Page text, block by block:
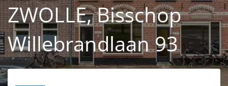
ZWOLLE, Bisschop
Willebrandlaan 93